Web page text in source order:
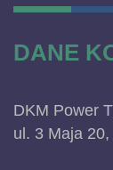
DANE
DKM Power
ul. 3 Maja